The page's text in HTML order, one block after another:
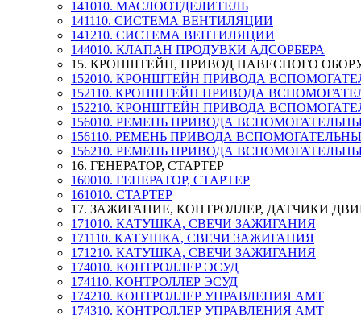
141010. МАСЛООТДЕЛИТЕЛЬ
141110. СИСТЕМА ВЕНТИЛЯЦИИ
141210. СИСТЕМА ВЕНТИЛЯЦИИ
144010. КЛАПАН ПРОДУВКИ АДСОРБЕРА
15. КРОНШТЕЙН, ПРИВОД НАВЕСНОГО
152010. КРОНШТЕЙН ПРИВОДА
152110. КРОНШТЕЙН ПРИВОДА
152210. КРОНШТЕЙН ПРИВОДА
156010. РЕМЕНЬ ПРИВОДА
156110. РЕМЕНЬ ПРИВОДА
156210. РЕМЕНЬ ПРИВОДА
16. ГЕНЕРАТОР, СТАРТЕР
160010. ГЕНЕРАТОР, СТАРТЕР
161010. СТАРТЕР
17. ЗАЖИГАНИЕ, КОНТРОЛЛЕР, ДАТЧИКИ
171010. КАТУШКА, СВЕЧИ ЗАЖИГАНИЯ
171110. КАТУШКА, СВЕЧИ ЗАЖИГАНИЯ
171210. КАТУШКА, СВЕЧИ ЗАЖИГАНИЯ
174010. КОНТРОЛЛЕР ЭСУД
174110. КОНТРОЛЛЕР ЭСУД
174210. КОНТРОЛЛЕР УПРАВЛЕНИЯ АМТ
174310. КОНТРОЛЛЕР УПРАВЛЕНИЯ АМТ